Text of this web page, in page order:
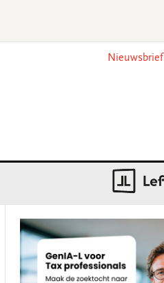
Nieuwsbrief
Sidebar